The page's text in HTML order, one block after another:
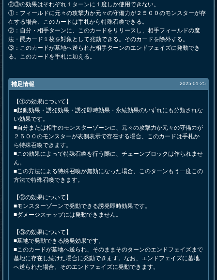
②③の効果はそれぞれ１ターンに１度しか使用できない。
①：フィールドに元々の攻撃力か元々の守備力が２５００のモンスターが存
在する場合、このカードは手札から特殊召喚できる。
②：自分・相手ターンに、このカードをリリースし、相手フィールドの魔
法・罠カード１枚を対象として発動できる。そのカードを除外する。
③：このカードが墓地へ送られた相手ターンのエンドフェイズに発動でき
る。このカードを手札に加える。
補足情報 2025-01-25
【①の効果について】
■起動効果・誘発効果・誘発即時効果・永続効果のいずれにも分類されな
い効果です。
■自分または相手のモンスターゾーンに、元々の攻撃力か元々の守備力が
２５００のモンスターが表側表示で存在する場合、このカードは手札か
ら特殊召喚できます。
■この効果によって特殊召喚を行う際に、チェーンブロックは作られませ
ん。
■この方法による特殊召喚が無効になった場合、このターンもう一度この
方法で特殊召喚できます。
【②の効果について】
■モンスターゾーンで発動できる誘発即時効果です。
■ダメージステップには発動できません。
【③の効果について】
■墓地で発動できる誘発効果です。
■このカードが墓地へ送られ、そのままそのターンのエンドフェイズまで
墓地に存在し続けた場合に発動できます。なお、エンドフェイズに墓地
へ送られた場合、そのエンドフェイズに発動できます。